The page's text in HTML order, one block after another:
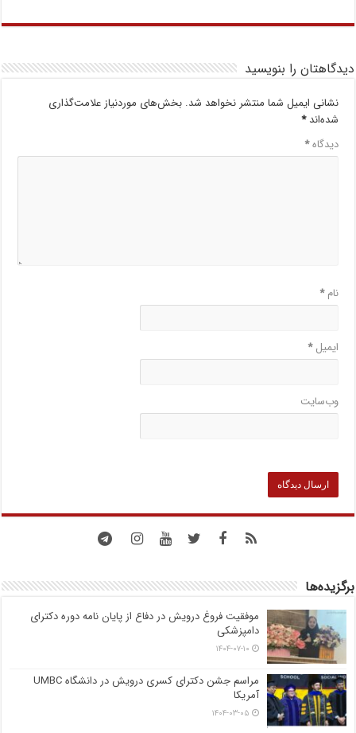
دیدگاهتان را بنویسید
نشانی ایمیل شما منتشر نخواهد شد. بخش‌های موردنیاز علامت‌گذاری
شده‌اند*
دیدگاه*
نام*
ایمیل*
وب‌سایت
برگزیده‌ها
موفقیت فروغ درویش در دفاع از پایان نامه دوره دکترای
دامپزشکی
۱۴۰۴-۰۷-۱۰
مراسم جشن دکترای کسری درویش در دانشگاه UMBC
آمریکا
۱۴۰۴-۰۳-۰۵